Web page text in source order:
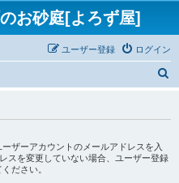
お砂庭[よろず屋]
ログイン
ユーザー登録
ザーアカウントのメールアドレスを入
スを変更していない場合、ユーザー登録
ださい。